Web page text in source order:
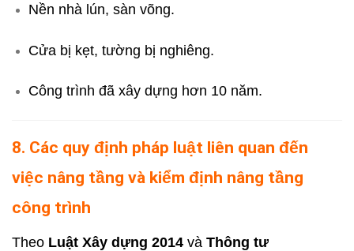
Nền nhà lún, sàn võng.
Cửa bị kẹt, tường bị nghiêng.
Công trình đã xây dựng hơn 10 năm.
8. Các quy định pháp luật liên quan đến
việc nâng tầng và kiểm định nâng tầng
công trình
Theo Luật Xây dựng 2014 và Thông tư